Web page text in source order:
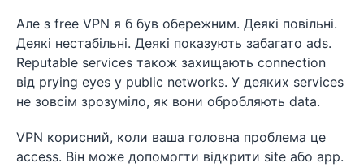
Але з free VPN я б був обережним. Деякі повільні.
Деякі нестабільні. Деякі показують забагато ads.
Reputable services також захищають connection
від prying eyes у public networks. У деяких services
не зовсім зрозуміло, як вони обробляють data.
VPN корисний, коли ваша головна проблема це
access. Він може допомогти відкрити site або app.